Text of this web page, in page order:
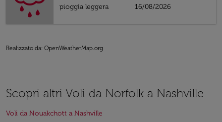
pioggia leggera
16/08/2026
Realizzato da: OpenWeatherMap.org
Scopri altri Voli da Norfolk a Nashville
Voli da Nouakchott a Nashville